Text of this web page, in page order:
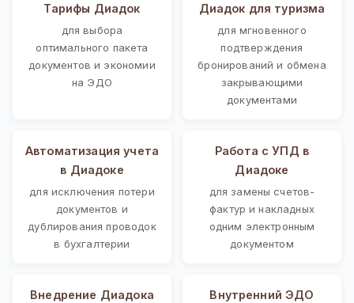
Тарифы Диадок
для выбора
оптимального пакета
документов и экономии
на ЭДО
Диадок для туризма
для мгновенного
подтверждения
бронирований и обмена
закрывающими
документами
Автоматизация учета
в Диадоке
для исключения потери
документов и
дублирования проводок
в бухгалтерии
Работа с УПД в
Диадоке
для замены счетов-
фактур и накладных
одним электронным
документом
Внедрение Диадока
Внутренний ЭДО